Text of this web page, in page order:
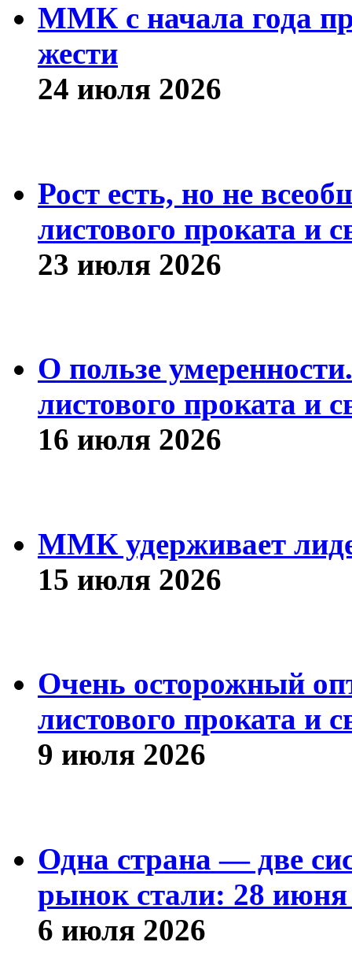
ММК с начала года
жести
24 июля 2026
Рост есть, но не
листового проката и
23 июля 2026
О пользе
листового проката и
16 июля 2026
ММК удерживает
15 июля 2026
Очень осторожный
листового проката и
9 июля 2026
Одна страна — две
рынок стали: 28
6 июля 2026